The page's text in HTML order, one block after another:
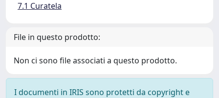
7.1 Curatela
File in questo prodotto:
Non ci sono file associati a questo prodotto.
I documenti in IRIS sono protetti da copyright e